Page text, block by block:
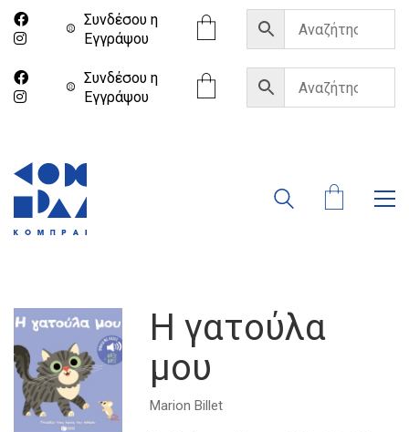
Συνδέσου η
Eγγράψου
Συνδέσου η
Eγγράψου
Η γατούλα
μου
Marion Billet